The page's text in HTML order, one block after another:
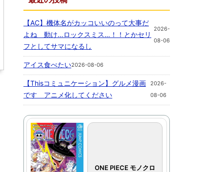
【AC】機体名がカッコいいのって大事だ
よね 動け…ロックスミス…！！とかセリ
フとしてサマになるし
2026-
08-06
アイス食べたい2026-08-06
【Thisコミュニケーション】グルメ漫画
です アニメ化してください
2026-
08-06
ONE PIECE モノクロ